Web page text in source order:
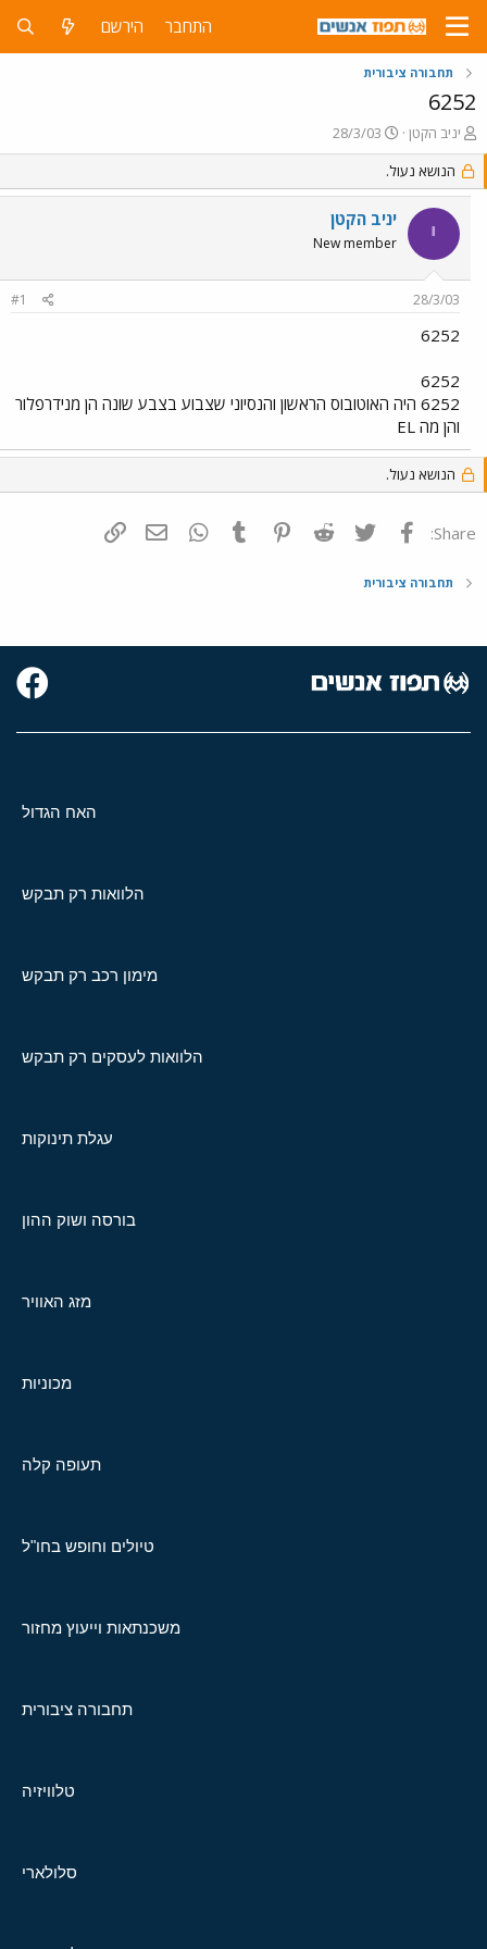
התחבר הירשם
תחבורה ציבורית
6252
פ
ו
ת
ח
נ
יניב הקטן
פ
ו
ס
ם
ב
ת
28/3/03
הנושא נעול.
י יניב הקטן
New member
28/3/03
#1
6252
6252
6252 היה האוטובוס הראשון והנסיוני שצבוע בצבע שונה הן מנידרפלור
והן מה EL
הנושא נעול.
Share: פייסבוק Twitter
Reddit
Pinterest
Tumblr
WhatsAppדואר אלקטרוני
תחבורה ציבורית
האח הגדול
הלוואות רק תבקש
מימון רכב רק תבקש
הלוואות לעסקים רק תבקש
עגלת תינוקות
בורסה ושוק ההון
מזג האוויר
מכוניות
תעופה קלה
טיולים וחופש בחו"ל
משכנתאות וייעוץ מחזור
תחבורה ציבורית
טלוויזיה
סלולארי